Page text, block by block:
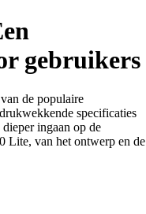
gebruikers
de populaire
specificaties
ingaan op de
Lite, van het ontwerp en de